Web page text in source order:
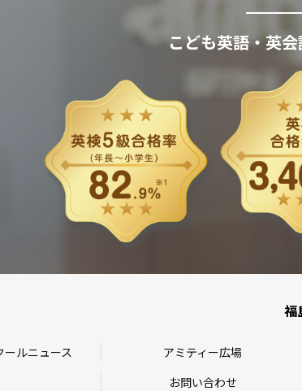
こども英語・英
福
ールニュース アミティー広場
お問い合わせ